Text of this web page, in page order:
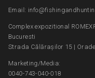
Email:
Complex expozitional
Bucuresti
Strada Călărașilor 15 |
Marketing/Media:
0040-743-040-018